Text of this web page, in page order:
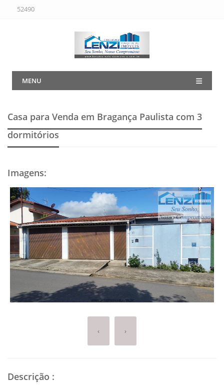
52490
MENU
Casa para Venda em Bragança Paulista com 3
dormitórios
Imagens:
‹ ›
Descrição :